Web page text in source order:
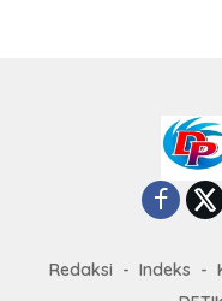
Redaksi Indeks